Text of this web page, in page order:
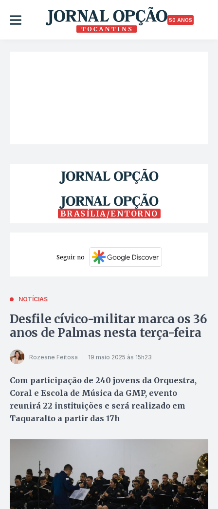
50 ANOS
BRASÍLIA/ENTORNO
Seguir no
NOTÍCIAS
Desfile cívico-militar marca os 36
anos de Palmas nesta terça-feira
Rozeane Feitosa 19 maio 2025 às 15h23
Com participação de 240 jovens da Orquestra,
Coral e Escola de Música da GMP, evento
reunirá 22 instituições e será realizado em
Taquaralto a partir das 17h